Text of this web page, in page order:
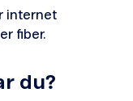
internet
fiber.
du?